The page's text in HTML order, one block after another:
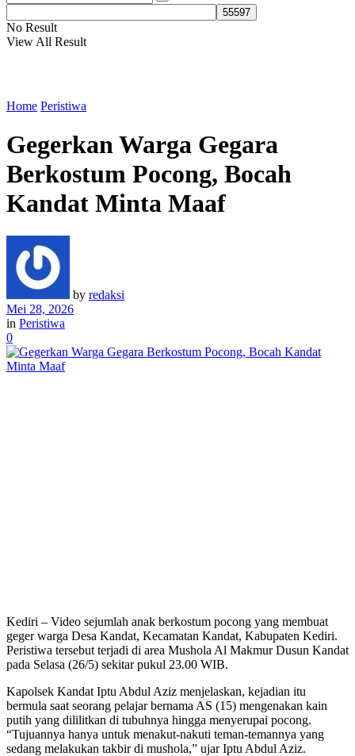
No Result
View All Result
Home Peristiwa
Gegerkan Warga Gegara
Berkostum Pocong, Bocah
Kandat Minta Maaf
by redaksi
Mei 28, 2026
in Peristiwa
0
Kediri – Video sejumlah anak berkostum pocong yang membuat
geger warga Desa Kandat, Kecamatan Kandat, Kabupaten Kediri.
Peristiwa tersebut terjadi di area Mushola Al Makmur Dusun Kandat
pada Selasa (26/5) sekitar pukul 23.00 WIB.
Kapolsek Kandat Iptu Abdul Aziz menjelaskan, kejadian itu
bermula saat seorang pelajar bernama AS (15) mengenakan kain
putih yang dililitkan di tubuhnya hingga menyerupai pocong.
“Tujuannya hanya untuk menakut-nakuti teman-temannya yang
sedang melakukan takbir di mushola,” ujar Iptu Abdul Aziz.